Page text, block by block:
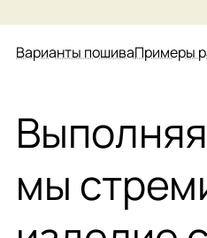
Варианты пошиваПримеры
мы